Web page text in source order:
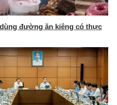
đường ăn kiêng có thực